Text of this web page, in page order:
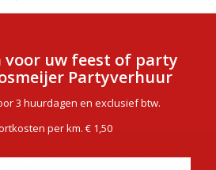
voor uw feest of party
Partyverhuur
3 huurdagen en exclusief btw.
per km. € 1,50